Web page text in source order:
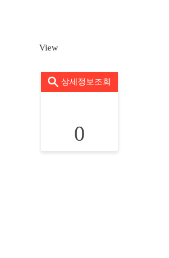
View
상세정보조회
0